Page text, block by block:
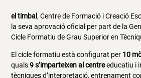
el timbal , Centre de Formació i Creació
la seva aprovació oficial per part de la
Cicle Formatiu de Grau Superior en
El cicle formatiu està configurat per 10
quals9 s’imparteixen al centreeducatiu i
tècniques d’interpretació, entrenament